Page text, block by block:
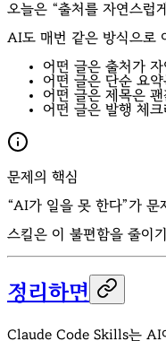
오늘은 “출처를 자연스럽
AI도 매번 같은 방식으로
어떤 글은 출처가
어떤 글은 단순 요약
어떤 글은 제목은 괜
어떤 글은 발행 체크
문제의 핵심
“AI가 일을 못 한다”가 문
스킬은 이 불편함을 줄이
정리하면
Claude Code Skills는 AI